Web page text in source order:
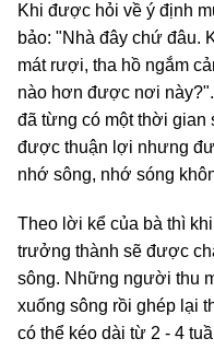
Khi được hỏi về ý định
bảo: "Nhà đây chứ đâu.
mát rượi, tha hồ ngắm
nào hơn được nơi
đã từng có một thời gian
được thuận lợi nhưng
nhớ sông, nhớ sóng
Theo lời kể của bà thì
trưởng thành sẽ được
sông. Những người thu
xuống sông rồi ghép lại
có thể kéo dài từ 2 - 4